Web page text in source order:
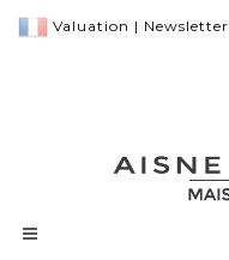
Valuation | Newsletter